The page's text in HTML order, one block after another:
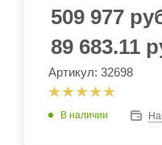
509 977
89 683.11
Артикул: 32698
В наличии